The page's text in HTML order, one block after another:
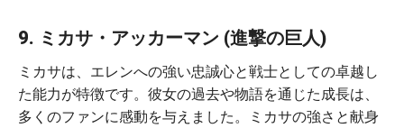
9. ミカサ・アッカーマン (進撃の巨人)
ミカサは、エレンへの強い忠誠心と戦士としての卓越し
た能力が特徴です。彼女の過去や物語を通じた成長は、
多くのファンに感動を与えました。ミカサの強さと献身